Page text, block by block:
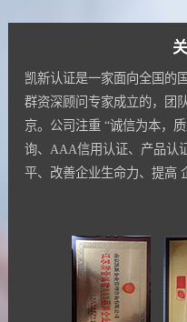
凯新认证是一家面向全国的
群资深顾问专家成立的，团
京。公司注重 “诚信为本，
询、AAA信用认证、产品认
平、改善企业生命力、提高